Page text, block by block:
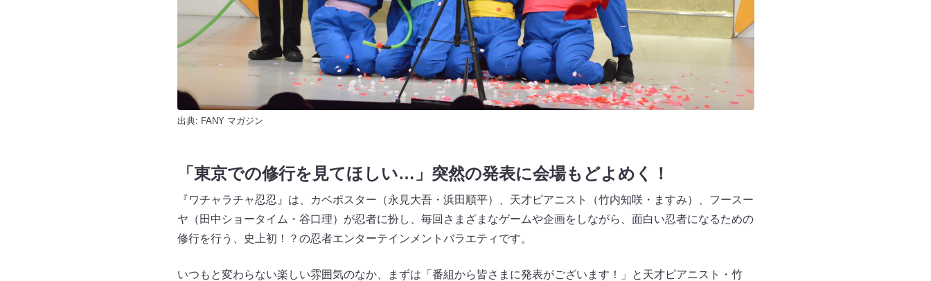
出典: FANY マガジン
「東京での修行を見てほしい…」突然の発表に会場もどよめく！
『ワチャラチャ忍忍』は、カベポスター（永見大吾・浜田順平）、天才ピアニスト（竹内知咲・ますみ）、フースー
ヤ（田中ショータイム・谷口理）が忍者に扮し、毎回さまざまなゲームや企画をしながら、面白い忍者になるための
修行を行う、史上初！？の忍者エンターテインメントバラエティです。
いつもと変わらない楽しい雰囲気のなか、まずは「番組から皆さまに発表がございます！」と天才ピアニスト・竹